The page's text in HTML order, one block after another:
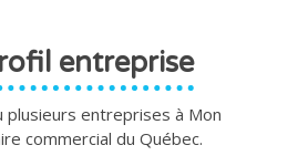
entreprise
plusieurs entreprises à Mon
commercial du Québec.